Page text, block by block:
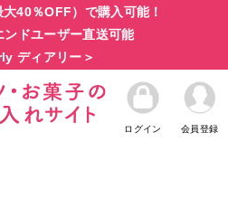
40％OFF）で購入可能！
ンドユーザー直送可能
ディアリー＞
ログイン 会員登録